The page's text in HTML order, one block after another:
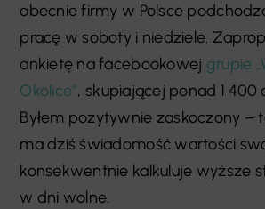
obecnie firmy w Polsce
pracę w soboty i niedziele.
ankietę na facebookowej grupie
Okolice”, skupiającej ponad 1 400
Byłem pozytywnie zaskoczony –
ma dziś świadomość wartości
konsekwentnie kalkuluje wyższe
w dni wolne.